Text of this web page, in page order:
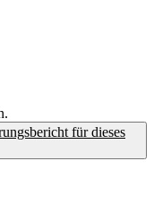
für dieses